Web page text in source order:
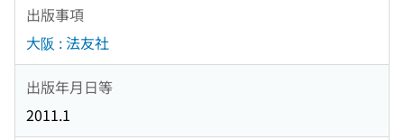
出版事項
大阪 : 法友社
出版年月日等
2011.1